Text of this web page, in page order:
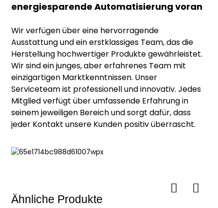
energiesparende Automatisierung voran
Wir verfügen über eine hervorragende
Ausstattung und ein erstklassiges Team, das die
Herstellung hochwertiger Produkte gewährleistet.
Wir sind ein junges, aber erfahrenes Team mit
einzigartigen Marktkenntnissen. Unser
Serviceteam ist professionell und innovativ. Jedes
Mitglied verfügt über umfassende Erfahrung in
seinem jeweiligen Bereich und sorgt dafür, dass
jeder Kontakt unsere Kunden positiv überrascht.
Ähnliche Produkte